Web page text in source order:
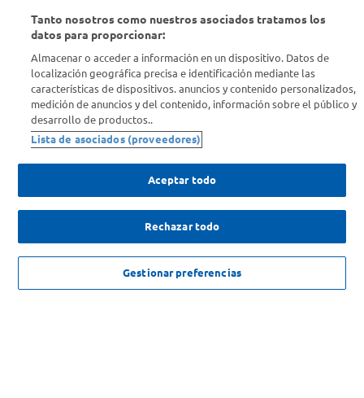
$60.810,00
Conocenos
Info útil
Comprá Online
Tanto nosotros como nuestros asociados tratamos los
datos para proporcionar:
Almacenar o acceder a información en un dispositivo. Datos de
localización geográfica precisa e identificación mediante las
características de dispositivos. anuncios y contenido personalizados,
medición de anuncios y del contenido, información sobre el público y
desarrollo de productos..
Lista de asociados (proveedores)
Aceptar todo
Rechazar todo
Gestionar preferencias